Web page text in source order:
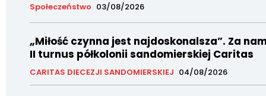
Społeczeństwo 03/08/2026
„Miłość czynna jest najdoskonalsza”. Za
II turnus półkolonii sandomierskiej Caritas
CARITAS DIECEZJI SANDOMIERSKIEJ 04/08/2026